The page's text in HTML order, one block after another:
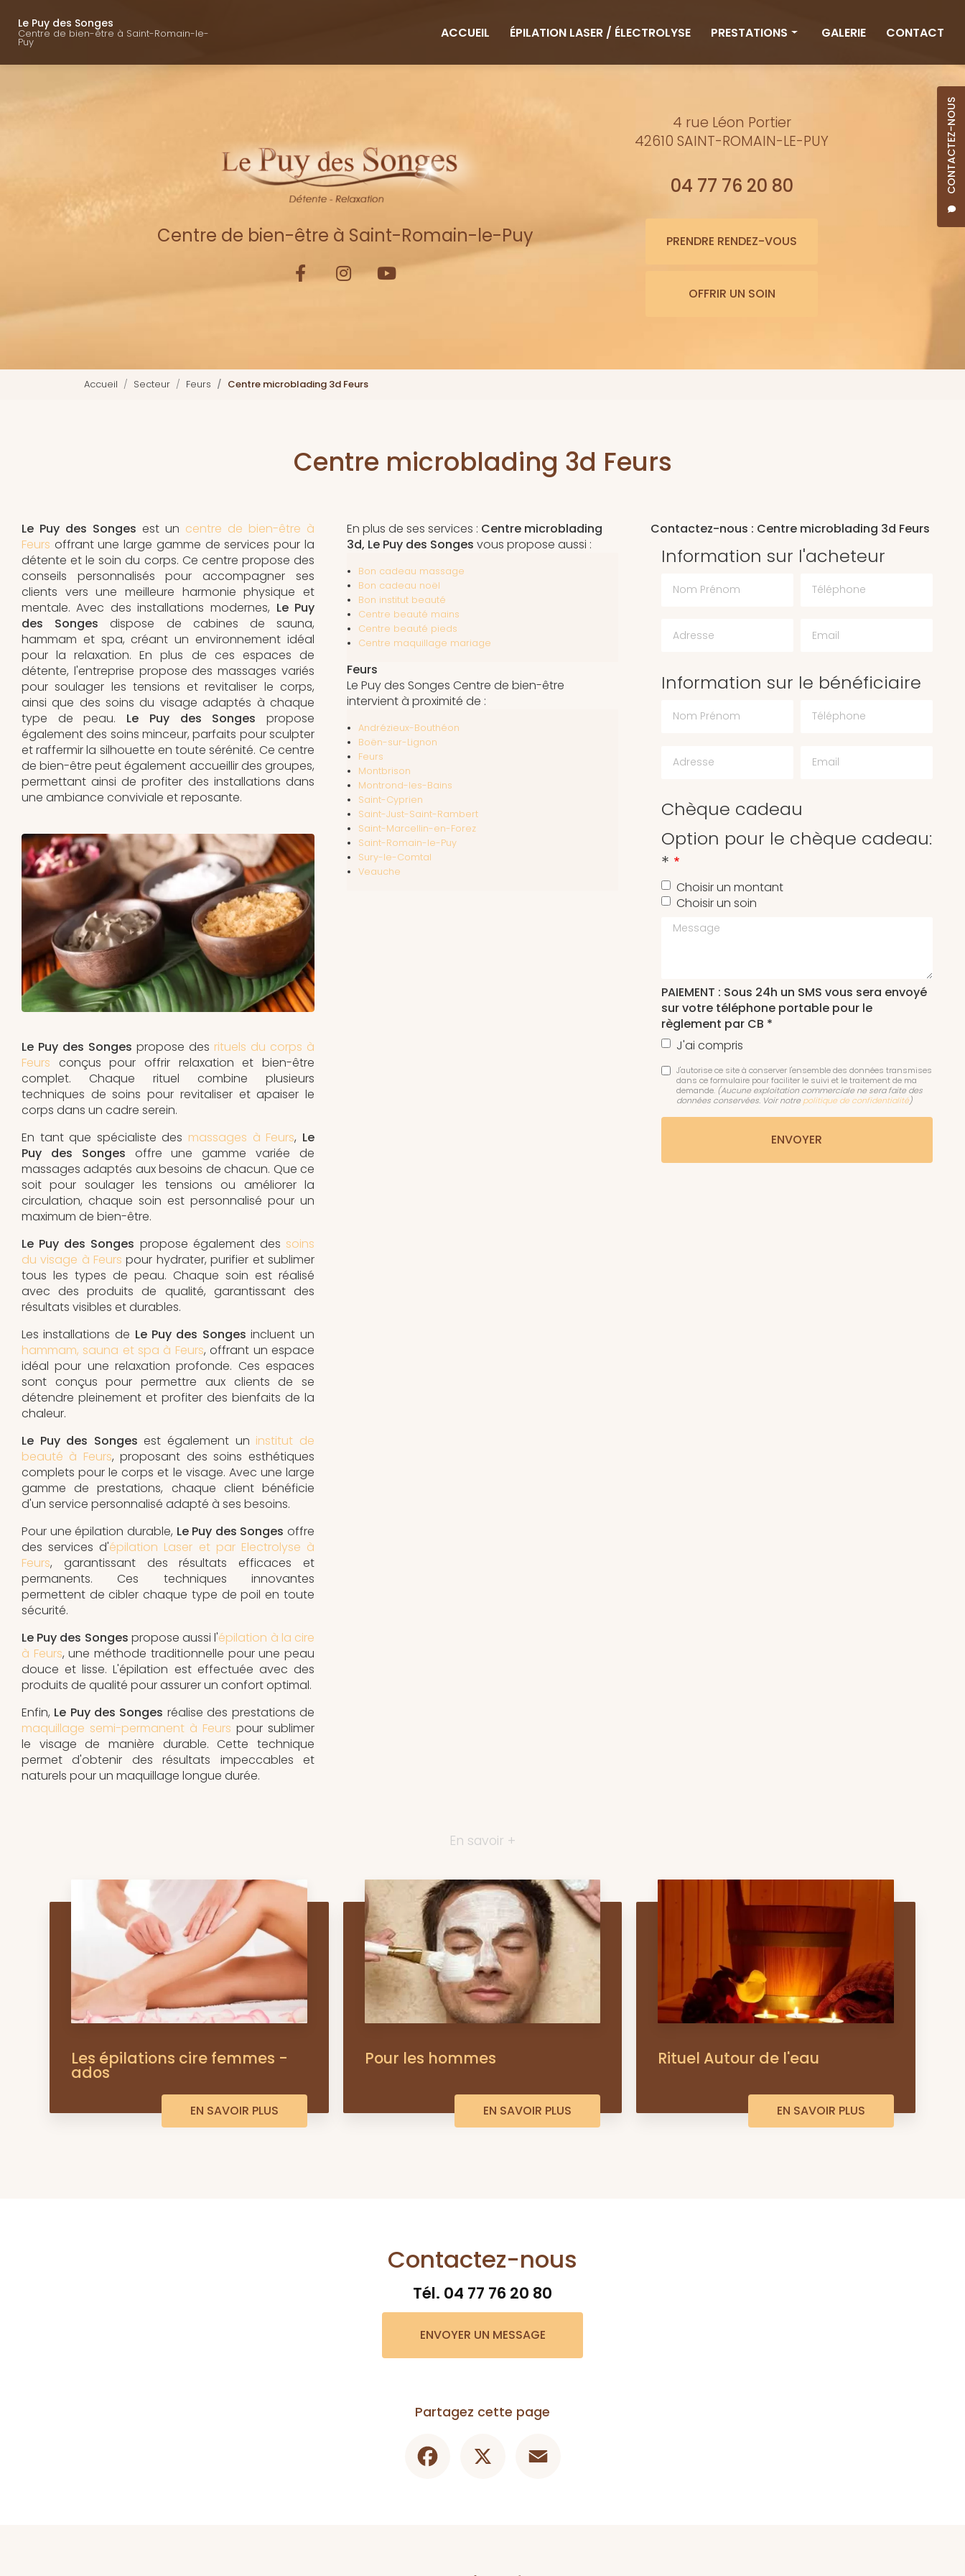
contenu
Le Puy des Songes
Centre de bien-être à Saint-Romain-le-
Puy
CONTACTEZ-NOUS
ACCUEIL
ÉPILATION LASER / ÉLECTROLYSE PRESTATIONS
Minceur
Bienfaits de l'eau
GALERIE CONTACT
Centre de bien-être à Saint-Romain-le-Puy
4 rue Léon Portier
42610 SAINT-ROMAIN-LE-PUY
04 77 76 20 80
PRENDRE RENDEZ-VOUS
OFFRIR UN SOIN
Accueil Secteur Feurs Centre microblading 3d Feurs
Centre microblading 3d Feurs
Le Puy des Songes est un centre de bien-être à
Feurs offrant une large gamme de services pour la
détente et le soin du corps. Ce centre propose des
conseils personnalisés pour accompagner ses
clients vers une meilleure harmonie physique et
mentale. Avec des installations modernes, Le Puy
des Songes dispose de cabines de sauna,
hammam et spa, créant un environnement idéal
pour la relaxation. En plus de ces espaces de
détente, l'entreprise propose des massages variés
pour soulager les tensions et revitaliser le corps,
ainsi que des soins du visage adaptés à chaque
type de peau. Le Puy des Songes propose
également des soins minceur, parfaits pour sculpter
et raffermir la silhouette en toute sérénité. Ce centre
de bien-être peut également accueillir des groupes,
permettant ainsi de profiter des installations dans
une ambiance conviviale et reposante.
Le Puy des Songes propose des rituels du corps à
Feurs conçus pour offrir relaxation et bien-être
complet. Chaque rituel combine plusieurs
techniques de soins pour revitaliser et apaiser le
corps dans un cadre serein.
En tant que spécialiste des massages à Feurs, Le
Puy des Songes offre une gamme variée de
massages adaptés aux besoins de chacun. Que ce
soit pour soulager les tensions ou améliorer la
circulation, chaque soin est personnalisé pour un
maximum de bien-être.
Le Puy des Songes propose également des soins
du visage à Feurs pour hydrater, purifier et sublimer
tous les types de peau. Chaque soin est réalisé
avec des produits de qualité, garantissant des
résultats visibles et durables.
Les installations de Le Puy des Songes incluent un
hammam, sauna et spa à Feurs, offrant un espace
idéal pour une relaxation profonde. Ces espaces
sont conçus pour permettre aux clients de se
détendre pleinement et profiter des bienfaits de la
chaleur.
Le Puy des Songes est également un institut de
beauté à Feurs, proposant des soins esthétiques
complets pour le corps et le visage. Avec une large
gamme de prestations, chaque client bénéficie
d'un service personnalisé adapté à ses besoins.
Pour une épilation durable, Le Puy des Songes offre
des services d'épilation Laser et par Electrolyse à
Feurs, garantissant des résultats efficaces et
permanents. Ces techniques innovantes
permettent de cibler chaque type de poil en toute
sécurité.
Le Puy des Songes propose aussi l'épilation à la cire
à Feurs, une méthode traditionnelle pour une peau
douce et lisse. L'épilation est effectuée avec des
produits de qualité pour assurer un confort optimal.
Enfin, Le Puy des Songes réalise des prestations de
maquillage semi-permanent à Feurs pour sublimer
le visage de manière durable. Cette technique
permet d'obtenir des résultats impeccables et
naturels pour un maquillage longue durée.
En plus de ses services : Centre microblading
3d, Le Puy des Songes vous propose aussi :
Bon cadeau massage
Bon cadeau noël
Bon institut beauté
Centre beauté mains
Centre beauté pieds
Centre maquillage mariage
Feurs
Le Puy des Songes Centre de bien-être
intervient à proximité de :
Andrézieux-Bouthéon
Boën-sur-Lignon
Feurs
Montbrison
Montrond-les-Bains
Saint-Cyprien
Saint-Just-Saint-Rambert
Saint-Marcellin-en-Forez
Saint-Romain-le-Puy
Sury-le-Comtal
Veauche
Contactez-nous : Centre microblading 3d Feurs
Information sur l'acheteur
Information sur le bénéficiaire
Chèque cadeau
Option pour le chèque cadeau:
*
Choisir un montant
Choisir un soin
Message
PAIEMENT : Sous 24h un SMS vous sera envoyé
sur votre téléphone portable pour le
règlement par CB *
J'ai compris
J'autorise ce site à conserver l'ensemble des données transmises
dans ce formulaire pour faciliter le suivi et le traitement de ma
demande. (Aucune exploitation commerciale ne sera faite des
données conservées. Voir notre politique de confidentialité)
En savoir +
Les épilations cire femmes -
ados
EN SAVOIR PLUS
Pour les hommes
EN SAVOIR PLUS
Rituel Autour de l'eau
EN SAVOIR PLUS
Contactez-nous
Tél. 04 77 76 20 80
ENVOYER UN MESSAGE
Partagez cette page